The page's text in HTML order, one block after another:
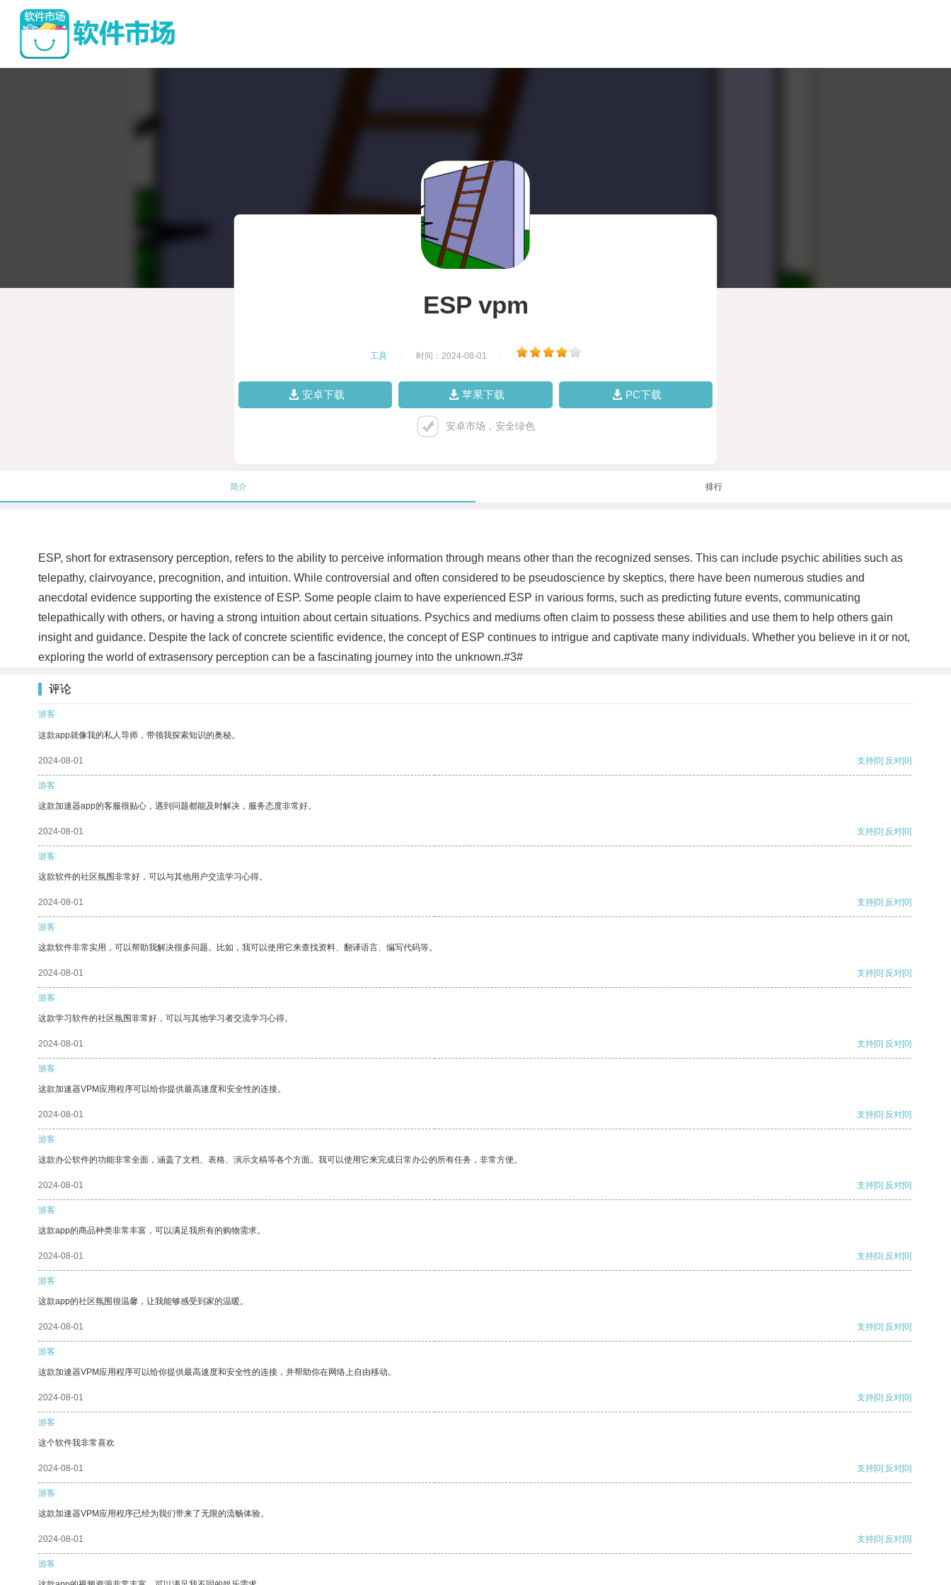
ESP vpm
工具 时间：2024-08-01
安卓下载 苹果下载 PC下载
安卓市场，安全绿色
简介 排行
ESP, short for extrasensory perception, refers to the ability to perceive information through means other than the recognized senses. This can include psychic abilities such as
telepathy, clairvoyance, precognition, and intuition. While controversial and often considered to be pseudoscience by skeptics, there have been numerous studies and
anecdotal evidence supporting the existence of ESP. Some people claim to have experienced ESP in various forms, such as predicting future events, communicating
telepathically with others, or having a strong intuition about certain situations. Psychics and mediums often claim to possess these abilities and use them to help others gain
insight and guidance. Despite the lack of concrete scientific evidence, the concept of ESP continues to intrigue and captivate many individuals. Whether you believe in it or not,
exploring the world of extrasensory perception can be a fascinating journey into the unknown.#3#
评论
游客
这款app就像我的私人导师，带领我探索知识的奥秘。
2024-08-01 支持[0] 反对[0]
游客
这款加速器app的客服很贴心，遇到问题都能及时解决，服务态度非常好。
2024-08-01 支持[0] 反对[0]
游客
这款软件的社区氛围非常好，可以与其他用户交流学习心得。
2024-08-01 支持[0] 反对[0]
游客
这款软件非常实用，可以帮助我解决很多问题。比如，我可以使用它来查找资料、翻译语言、编写代码等。
2024-08-01 支持[0] 反对[0]
游客
这款学习软件的社区氛围非常好，可以与其他学习者交流学习心得。
2024-08-01 支持[0] 反对[0]
游客
这款加速器VPM应用程序可以给你提供最高速度和安全性的连接。
2024-08-01 支持[0] 反对[0]
游客
这款办公软件的功能非常全面，涵盖了文档、表格、演示文稿等各个方面。我可以使用它来完成日常办公的所有任务，非常方便。
2024-08-01 支持[0] 反对[0]
游客
这款app的商品种类非常丰富，可以满足我所有的购物需求。
2024-08-01 支持[0] 反对[0]
游客
这款app的社区氛围很温馨，让我能够感受到家的温暖。
2024-08-01 支持[0] 反对[0]
游客
这款加速器VPM应用程序可以给你提供最高速度和安全性的连接，并帮助你在网络上自由移动。
2024-08-01 支持[0] 反对[0]
游客
这个软件我非常喜欢
2024-08-01 支持[0] 反对[0]
游客
这款加速器VPM应用程序已经为我们带来了无限的流畅体验。
2024-08-01 支持[0] 反对[0]
游客